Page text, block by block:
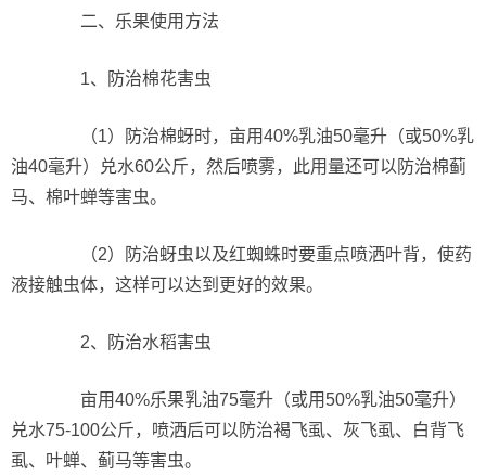
二、乐果使用方法
1、防治棉花害虫
（1）防治棉蚜时，亩用40%乳油50毫升（或50%乳
油40毫升）兑水60公斤，然后喷雾，此用量还可以防治棉蓟
马、棉叶蝉等害虫。
（2）防治蚜虫以及红蜘蛛时要重点喷洒叶背，使药
液接触虫体，这样可以达到更好的效果。
2、防治水稻害虫
亩用40%乐果乳油75毫升（或用50%乳油50毫升）
兑水75-100公斤，喷洒后可以防治褐飞虱、灰飞虱、白背飞
虱、叶蝉、蓟马等害虫。